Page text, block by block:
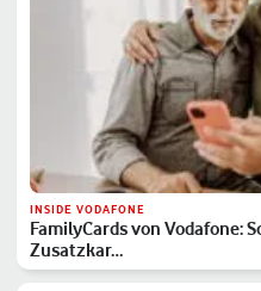
INSIDE VODAFONE
FamilyCards von Vodafone:
Zusatzkar…